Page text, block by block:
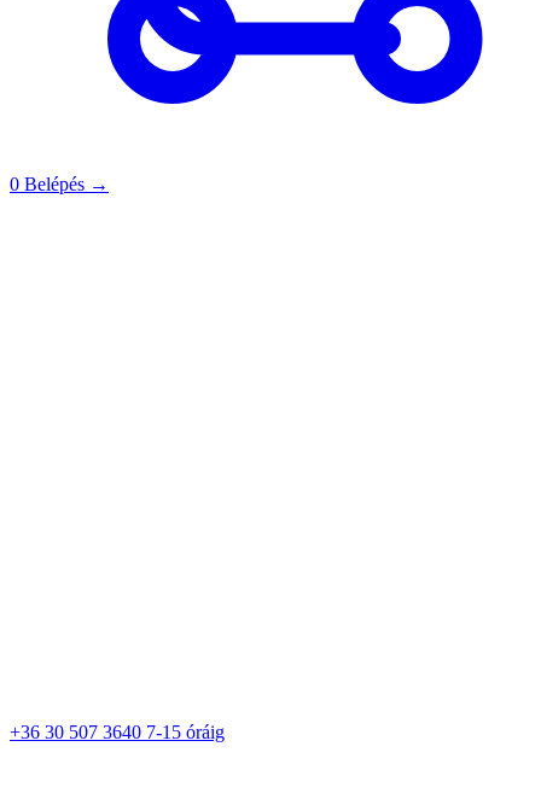
0 Belépés →
+36 30 507 3640 7-15 óráig